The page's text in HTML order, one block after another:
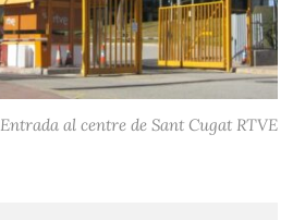
Entrada al centre de Sant Cugat RTVE